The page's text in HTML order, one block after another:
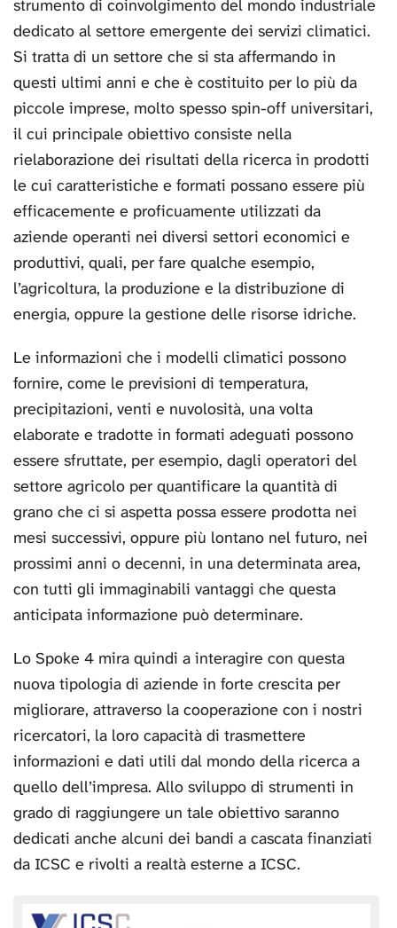
strumento di coinvolgimento del mondo industriale
dedicato al settore emergente dei servizi climatici.
Si tratta di un settore che si sta affermando in
questi ultimi anni e che è costituito per lo più da
piccole imprese, molto spesso spin-off universitari,
il cui principale obiettivo consiste nella
rielaborazione dei risultati della ricerca in prodotti
le cui caratteristiche e formati possano essere più
efficacemente e proficuamente utilizzati da
aziende operanti nei diversi settori economici e
produttivi, quali, per fare qualche esempio,
l’agricoltura, la produzione e la distribuzione di
energia, oppure la gestione delle risorse idriche.
Le informazioni che i modelli climatici possono
fornire, come le previsioni di temperatura,
precipitazioni, venti e nuvolosità, una volta
elaborate e tradotte in formati adeguati possono
essere sfruttate, per esempio, dagli operatori del
settore agricolo per quantificare la quantità di
grano che ci si aspetta possa essere prodotta nei
mesi successivi, oppure più lontano nel futuro, nei
prossimi anni o decenni, in una determinata area,
con tutti gli immaginabili vantaggi che questa
anticipata informazione può determinare.
Lo Spoke 4 mira quindi a interagire con questa
nuova tipologia di aziende in forte crescita per
migliorare, attraverso la cooperazione con i nostri
ricercatori, la loro capacità di trasmettere
informazioni e dati utili dal mondo della ricerca a
quello dell’impresa. Allo sviluppo di strumenti in
grado di raggiungere un tale obiettivo saranno
dedicati anche alcuni dei bandi a cascata finanziati
da ICSC e rivolti a realtà esterne a ICSC.